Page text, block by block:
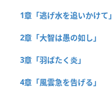
1章「逃げ水を追いかけて」
2章「大智は愚の如し」
3章「羽ばたく炎」
4章「風雲急を告げる」